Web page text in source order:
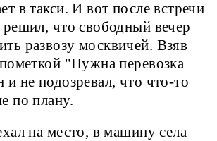
в такси. И вот после встречи
что свободный вечер
развозу москвичей. Взяв
"Нужна перевозка
не подозревал, что что-то
по плану.
на место, в машину села